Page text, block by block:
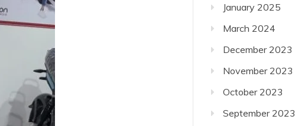
January 2025
March 2024
December 2023
November 2023
October 2023
September 2023